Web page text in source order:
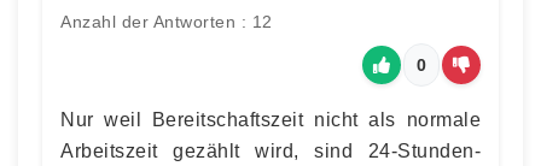
Anzahl der Antworten : 12
0
Nur weil Bereitschaftszeit nicht als normale
Arbeitszeit gezählt wird, sind 24-Stunden-